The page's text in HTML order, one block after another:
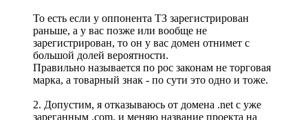
То есть если у оппонента ТЗ зарегистрирован
раньше, а у вас позже или вообще не
зарегистрирован, то он у вас домен отнимет с
большой долей вероятности.
Правильно называется по рос законам не торговая
марка, а товарный знак - по сути это одно и тоже.
2. Допустим, я отказываюсь от домена .net с уже
зареганным .com, и меняю название проекта на